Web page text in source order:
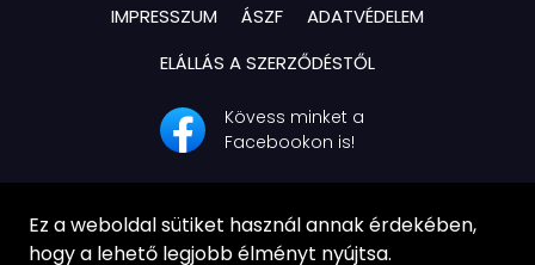
IMPRESSZUM ÁSZF
ADATVÉDELEM
ELÁLLÁS A SZERZŐDÉSTŐL
Kövess minket a
Facebookon is!
Ez a weboldal sütiket használ annak érdekében,
hogy a lehető legjobb élményt nyújtsa.